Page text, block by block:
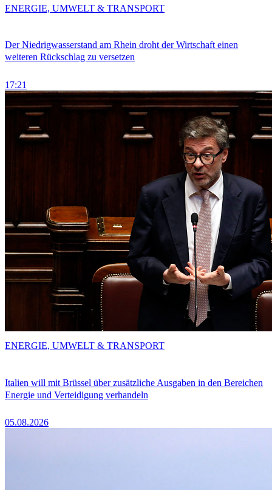
Der Niedrigwasserstand am Rhein droht der Wirtschaft einen
weiteren Rückschlag zu versetzen
17:21
ENERGIE, UMWELT & TRANSPORT
Italien will mit Brüssel über zusätzliche Ausgaben in den Bereichen
Energie und Verteidigung verhandeln
05.08.2026
ENERGIE, UMWELT & TRANSPORT